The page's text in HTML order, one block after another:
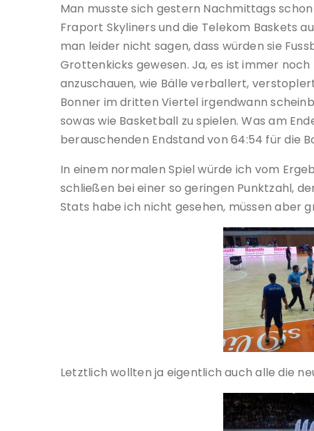
Man musste sich gestern Nachmittags
Fraport Skyliners und die Telekom Baskets
man leider nicht sagen, dass würden sie
Grottenkicks gewesen. Ja, es ist immer
anzuschauen, wie Bälle verballert,
Bonner im dritten Viertel irgendwann
sowas wie Basketball zu spielen. Was am
berauschenden Endstand von 64:54 für die
In einem normalen Spiel würde ich vom
schließen bei einer so geringen Punktzahl,
Stats habe ich nicht gesehen, müssen aber
Letztlich wollten ja eigentlich auch alle die